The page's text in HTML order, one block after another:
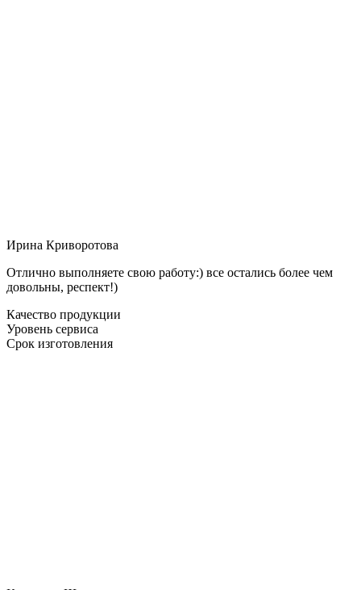
Ирина Криворотова
Отлично выполняете свою работу:) все остались более чем
довольны, респект!)
Качество продукции
Уровень сервиса
Срок изготовления